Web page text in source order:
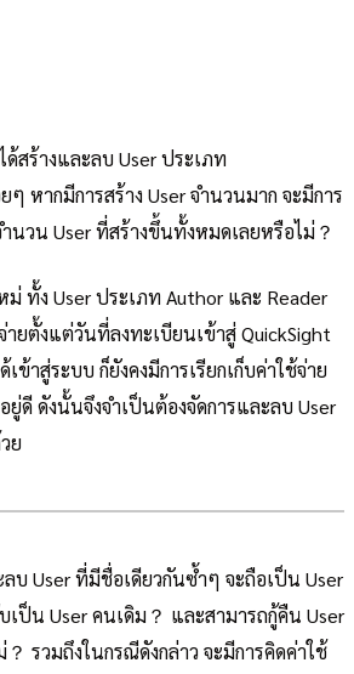
ด้สร้างและลบ User ประเภท
ๆ หากมีการสร้าง User จำนวนมาก จะมีการ
ำนวน User ที่สร้างขึ้นทั้งหมดเลยหรือไม่？
ม่ ทั้ง User ประเภท Author และ Reader
ายตั้งแต่วันที่ลงทะเบียนเข้าสู่ QuickSight
ข้าสู่ระบบ ก็ยังคงมีการเรียกเก็บค่าใช้จ่าย
ยู่ดี ดังนั้นจึงจำเป็นต้องจัดการและลบ User
ย
บ User ที่มีชื่อเดียวกันซ้ำๆ จะถือเป็น User
ป็น User คนเดิม？ และสามารถกู้คืน User
รวมถึงในกรณีดังกล่าว จะมีการคิดค่าใช้